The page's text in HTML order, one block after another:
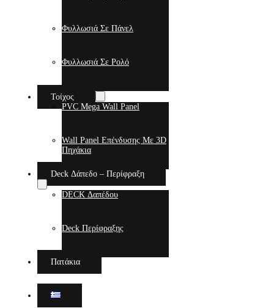
Φυλλωσιά Σε Πάνελ
Φυλλωσιά Σε Ρολό
Τοίχος
PVC Mega Wall Panel
Wall Panel Επένδυσης Με 3D
Πηχάκια
Deck Δάπεδο – Περίφραξη
DECK Δαπέδου
Deck Περίφραξης
Πατάκια